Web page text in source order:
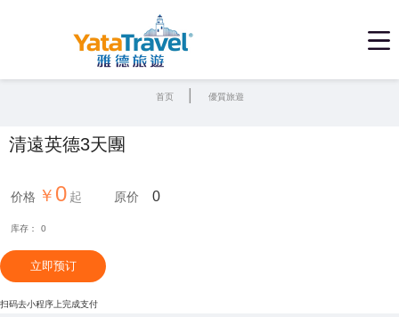
首页 優質旅遊
清遠英德3天團
价格 0 原价 0
库存： 0
立即预订
扫码去小程序上完成支付